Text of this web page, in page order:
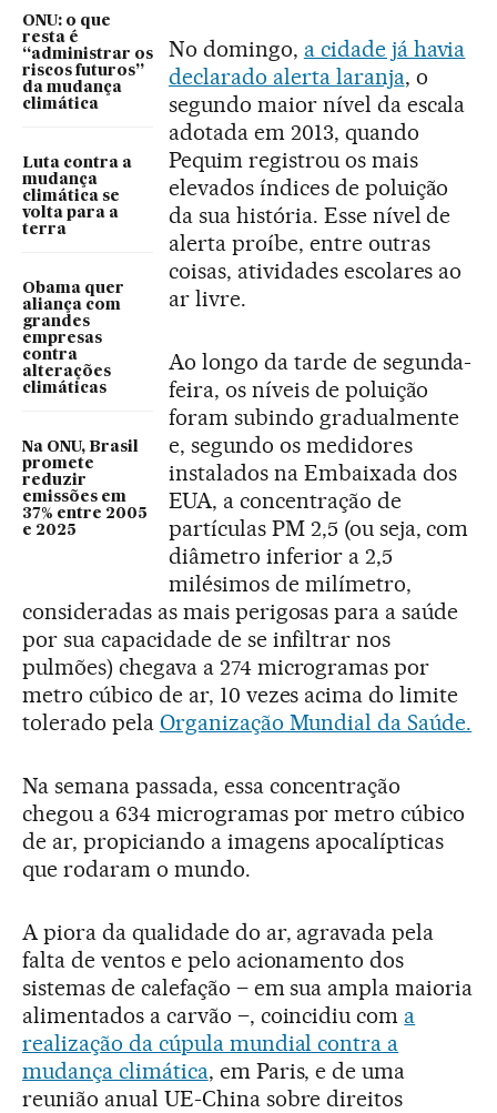
ONU: o que
resta é
“administrar os
riscos futuros”
da mudança
climática
Luta contra a
mudança
climática se
volta para a
terra
Obama quer
aliança com
grandes
empresas
contra
alterações
climáticas
Na ONU, Brasil
promete
reduzir
emissões em
37% entre 2005
e 2025
No domingo, a cidade já havia
declarado alerta laranja, o
segundo maior nível da escala
adotada em 2013, quando
Pequim registrou os mais
elevados índices de poluição
da sua história. Esse nível de
alerta proíbe, entre outras
coisas, atividades escolares ao
ar livre.
Ao longo da tarde de segunda-
feira, os níveis de poluição
foram subindo gradualmente
e, segundo os medidores
instalados na Embaixada dos
EUA, a concentração de
partículas PM 2,5 (ou seja, com
diâmetro inferior a 2,5
milésimos de milímetro,
consideradas as mais perigosas para a saúde
por sua capacidade de se infiltrar nos
pulmões) chegava a 274 microgramas por
metro cúbico de ar, 10 vezes acima do limite
tolerado pela Organização Mundial da Saúde.
Na semana passada, essa concentração
chegou a 634 microgramas por metro cúbico
de ar, propiciando a imagens apocalípticas
que rodaram o mundo.
A piora da qualidade do ar, agravada pela
falta de ventos e pelo acionamento dos
sistemas de calefação – em sua ampla maioria
alimentados a carvão –, coincidiu com a
realização da cúpula mundial contra a
mudança climática, em Paris, e de uma
reunião anual UE-China sobre direitos